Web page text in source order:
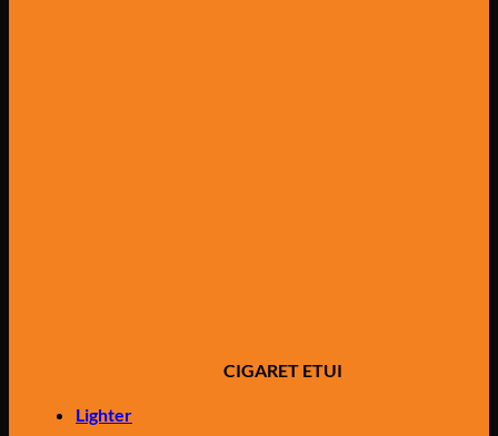
CIGARET ETUI
Lighter